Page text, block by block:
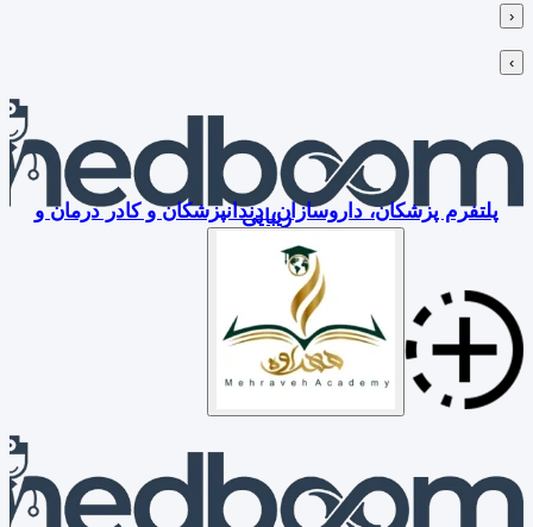
‹
›
پلتفرم پزشکان، داروسازان، دندانپزشکان و کادر درمان و
زیبایی